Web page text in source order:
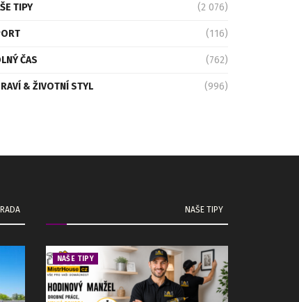
TIPY (2 076)
(116)
ČAS (762)
& ŽIVOTNÍ STYL (996)
NAŠE TIPY
NAŠE TIPY